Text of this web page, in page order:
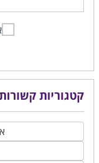
קטגוריות